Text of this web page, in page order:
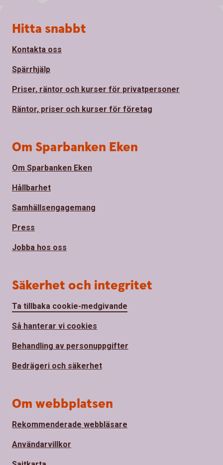
Sidfot
Hitta snabbt
Kontakta oss
Spärrhjälp
Priser, räntor och kurser för privatpersoner
Räntor, priser och kurser för företag
Om Sparbanken Eken
Om Sparbanken Eken
Hållbarhet
Samhällsengagemang
Press
Jobba hos oss
Säkerhet och integritet
Ta tillbaka cookie-medgivande
Så hanterar vi cookies
Behandling av personuppgifter
Bedrägeri och säkerhet
Om webbplatsen
Rekommenderade webbläsare
Användarvillkor